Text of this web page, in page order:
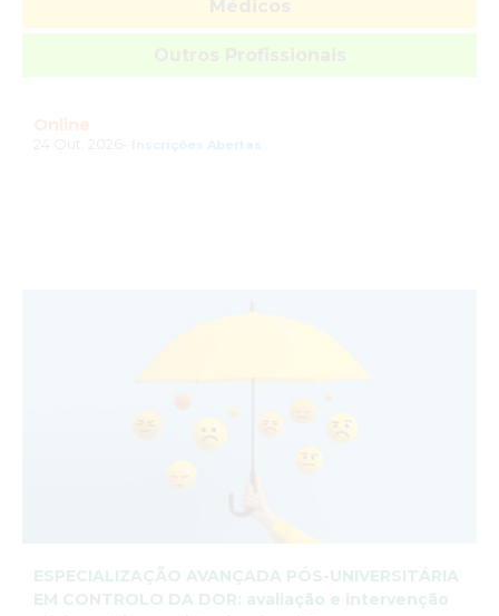
Online
Inscrições Abertas
­ESPECIALIZAÇÃO AVANÇADA PÓS-UNIVERSITÁRIA
EM CONTROLO DA DOR: avaliação e intervenção